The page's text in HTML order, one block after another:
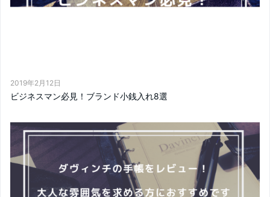
2019年2月12日
ビジネスマン必見！ブランド小銭入れ8選